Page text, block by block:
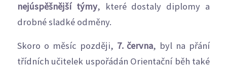
nejúspěšnější týmy, které dostaly diplomy a
drobné sladké odměny.
Skoro o měsíc později, 7. června, byl na přání
třídních učitelek uspořádán Orientační běh také